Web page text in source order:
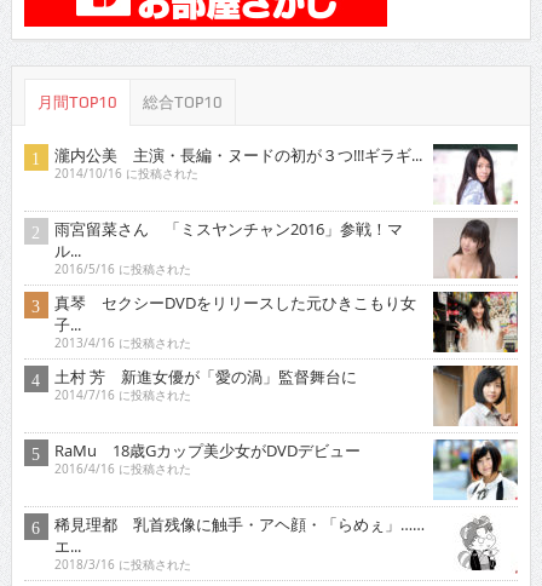
月間TOP10 総合TOP10
瀧内公美 主演・長編・ヌードの初が３つ!!!ギラギ...
2014/10/16 に投稿された
雨宮留菜さん 「ミスヤンチャン2016」参戦！マ
ル...
2016/5/16 に投稿された
真琴 セクシーDVDをリリースした元ひきこもり女
子...
2013/4/16 に投稿された
土村 芳 新進女優が「愛の渦」監督舞台に
2014/7/16 に投稿された
RaMu 18歳Gカップ美少女がDVDデビュー
2016/4/16 に投稿された
稀見理都 乳首残像に触手・アヘ顔・「らめぇ」……
エ...
2018/3/16 に投稿された